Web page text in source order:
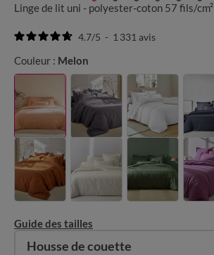
Linge de lit uni - polyester-coton 57 fils/cm²
4.7/5 - 1 331 avis
Couleur : Melon
Guide des tailles
Housse de couette